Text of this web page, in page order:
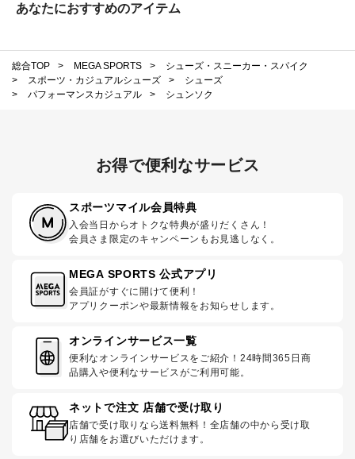
あなたにおすすめのアイテム
総合TOP > MEGA SPORTS >
シューズ・スニーカー・スパイク
>
スポーツ・カジュアルシューズ >
シューズ
>
パフォーマンスカジュアル > シュンソク
お得で便利なサービス
スポーツマイル会員特典
入会当日からオトクな特典が盛りだくさん！
会員さま限定のキャンペーンもお見逃しなく。
MEGA SPORTS 公式アプリ
会員証がすぐに開けて便利！
アプリクーポンや最新情報をお知らせします。
オンラインサービス一覧
便利なオンラインサービスをご紹介！24時間365日商
品購入や便利なサービスがご利用可能。
ネットで注文 店舗で受け取り
店舗で受け取りなら送料無料！全店舗の中から受け取
り店舗をお選びいただけます。